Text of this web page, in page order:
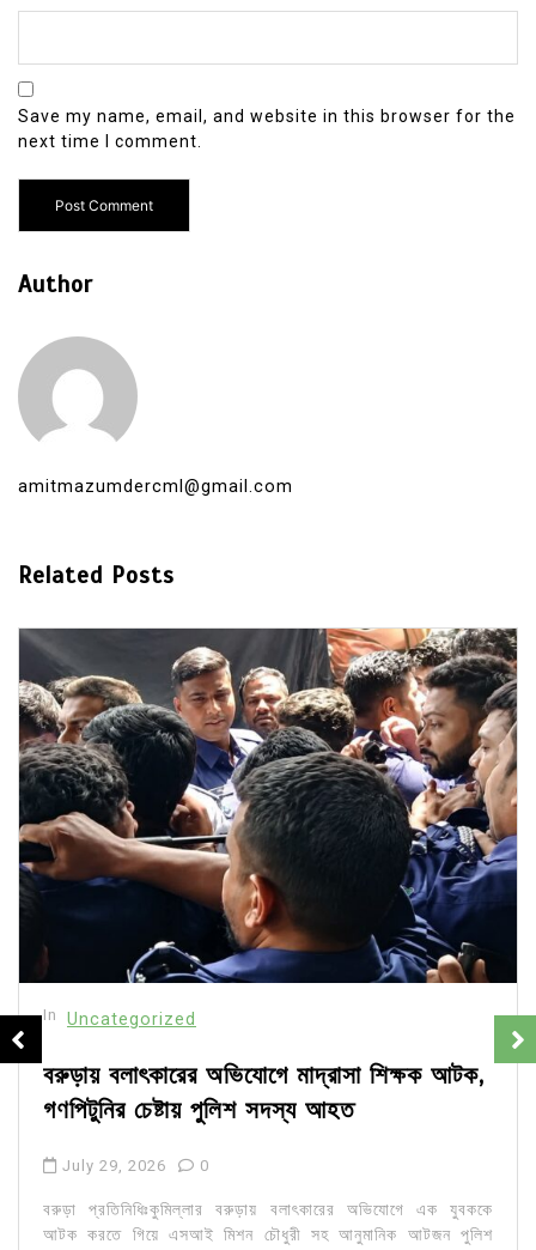
Save my name, email, and website in this browser for the
next time I comment.
Author
amitmazumdercml@gmail.com
Related Posts
In Uncategorized
বরুড়ায় বলাৎকারের অভিযোগে মাদ্রাসা শিক্ষক আটক,
গণপিটুনির চেষ্টায় পুলিশ সদস্য আহত
July 29, 2026 0
বরুড়া প্রতিনিধিঃকুমিল্লার বরুড়ায় বলাৎকারের অভিযোগে এক যুবককে
আটক করতে গিয়ে এসআই মিশন চৌধুরী সহ আনুমানিক আটজন পুলিশ